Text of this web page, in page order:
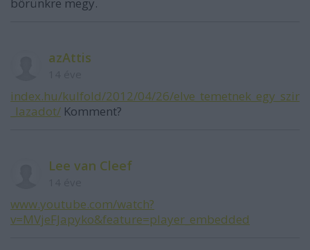
azAttis
index.hu/kulfold/2012/04/26/elve_temetnek_egy_szir
_lazadot/ Komment?
Lee van Cleef
www.youtube.com/watch?
v=MVjeFJapyko&feature=player_embedded